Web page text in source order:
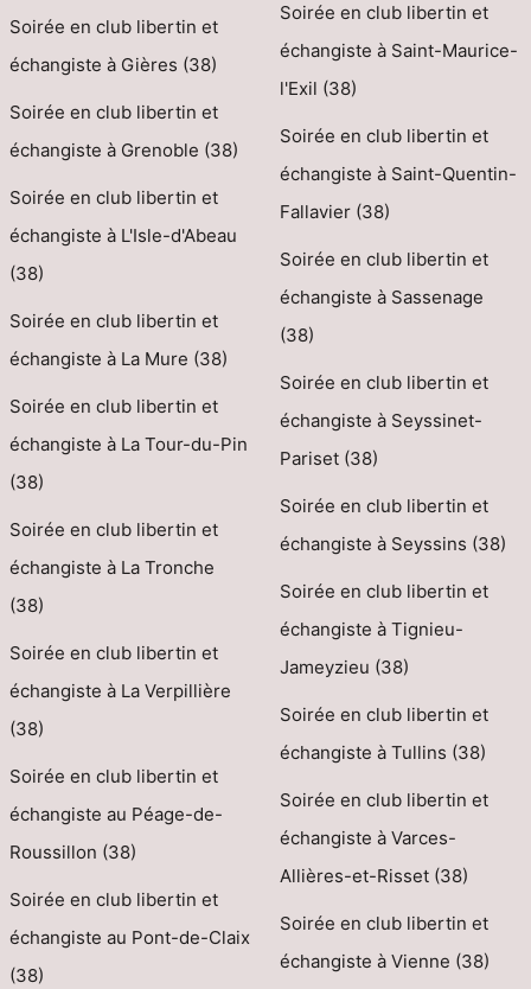
Soirée en club libertin et
échangiste à Gières (38)
Soirée en club libertin et
échangiste à Grenoble (38)
Soirée en club libertin et
échangiste à L'Isle-d'Abeau
(38)
Soirée en club libertin et
échangiste à La Mure (38)
Soirée en club libertin et
échangiste à La Tour-du-Pin
(38)
Soirée en club libertin et
échangiste à La Tronche
(38)
Soirée en club libertin et
échangiste à La Verpillière
(38)
Soirée en club libertin et
échangiste au Péage-de-
Roussillon (38)
Soirée en club libertin et
échangiste au Pont-de-Claix
(38)
Soirée en club libertin et
échangiste à Saint-Maurice-
l'Exil (38)
Soirée en club libertin et
échangiste à Saint-Quentin-
Fallavier (38)
Soirée en club libertin et
échangiste à Sassenage
(38)
Soirée en club libertin et
échangiste à Seyssinet-
Pariset (38)
Soirée en club libertin et
échangiste à Seyssins (38)
Soirée en club libertin et
échangiste à Tignieu-
Jameyzieu (38)
Soirée en club libertin et
échangiste à Tullins (38)
Soirée en club libertin et
échangiste à Varces-
Allières-et-Risset (38)
Soirée en club libertin et
échangiste à Vienne (38)